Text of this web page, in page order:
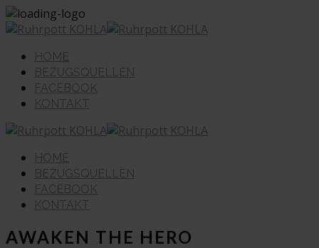
HOME
BEZUGSQUELLEN
FACEBOOK
KONTAKT
HOME
BEZUGSQUELLEN
FACEBOOK
KONTAKT
AWAKEN THE HERO